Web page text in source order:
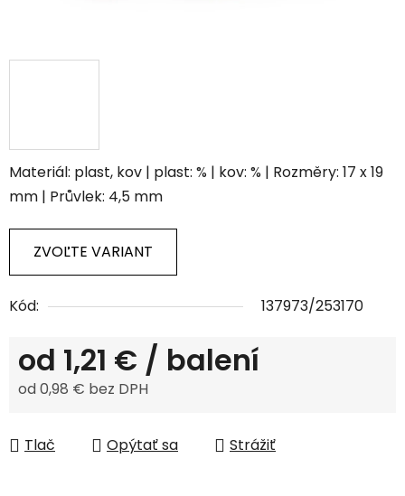
Materiál: plast, kov | plast: % | kov: % | Rozměry: 17 x 19
mm | Průvlek: 4,5 mm
ZVOĽTE VARIANT
Kód: 137973/253170
od 1,21 € / balení
od0,98 € bez DPH
Tlač
Opýtať sa Strážiť